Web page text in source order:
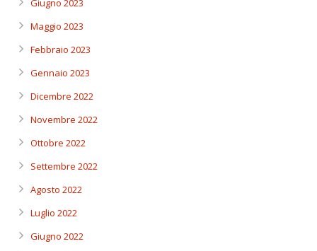
Giugno 2023
Maggio 2023
Febbraio 2023
Gennaio 2023
Dicembre 2022
Novembre 2022
Ottobre 2022
Settembre 2022
Agosto 2022
Luglio 2022
Giugno 2022